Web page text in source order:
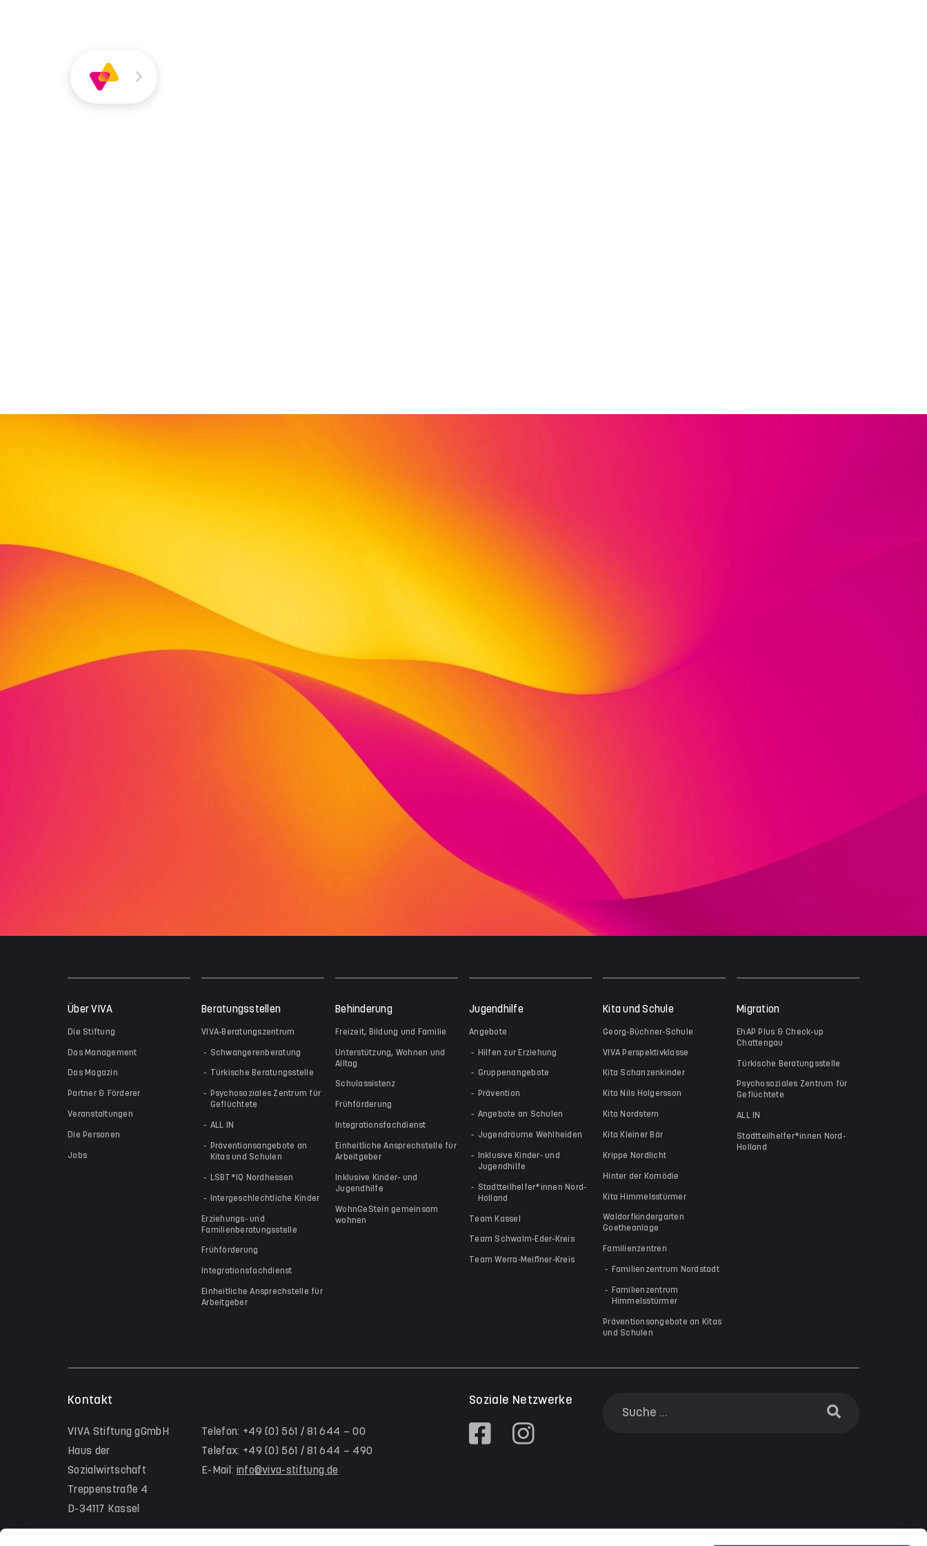
Über
VIVA
Wir sind aktiv in den Bereichen Jugendhilfe, Behindertenhilfe, Beratung und
Bildung. Wir sind Partner von vielen öffentlichen Institutionen, privaten
Initiativen, Unternehmen und anderen Trägern der Sozialwirtschaft. Wir
arbeiten in langer Tradition vertrauensvoll zusammen und stimmen unsere
Angebote und Dienste bedarfsgerecht mit unseren Partner*innen
VIVA schafft auch für dich Entwicklungsräume. Nutze sie!
Über VIVA
Die Stiftung
Das Management
Das Magazin
Partner & Förderer
Veranstaltungen
Die Personen
Jobs
Beratungsstellen
VIVA-Beratungszentrum
Schwangerenberatung
Türkische Beratungsstelle
Psychosoziales Zentrum für
Geflüchtete
ALL IN
Präventionsangebote an
Kitas und Schulen
LSBT*IQ Nordhessen
Intergeschlechtliche Kinder
Erziehungs- und
Familienberatungsstelle
Frühförderung
Integrationsfachdienst
Einheitliche Ansprechstelle für
Arbeitgeber
Behinderung
Freizeit, Bildung und Familie
Unterstützung, Wohnen und
Alltag
Schulassistenz
Frühförderung
Integrationsfachdienst
Einheitliche Ansprechstelle für
Arbeitgeber
Inklusive Kinder- und
Jugendhilfe
WohnGeStein gemeinsam
wohnen
Jugendhilfe
Angebote
Hilfen zur Erziehung
Gruppenangebote
Prävention
Angebote an Schulen
Jugendräume Wehlheiden
Inklusive Kinder- und
Jugendhilfe
Stadtteilhelfer*innen Nord-
Holland
Team Kassel
Team Schwalm-Eder-Kreis
Team Werra-Meißner-Kreis
Kita und Schule
Georg-Büchner-Schule
VIVA Perspektivklasse
Kita Schanzenkinder
Kita Nils Holgersson
Kita Nordstern
Kita Kleiner Bär
Krippe Nordlicht
Hinter der Komödie
Kita Himmelsstürmer
Waldorfkindergarten
Goetheanlage
Familienzentren
Familienzentrum Nordstadt
Familienzentrum
Himmelsstürmer
Präventionsangebote an Kitas
und Schulen
Migration
EhAP Plus & Check-up
Chattengau
Türkische Beratungsstelle
Psychosoziales Zentrum für
Geflüchtete
ALL IN
Stadtteilhelfer*innen Nord-
Holland
Kontakt
VIVA Stiftung gGmbH
Haus der
Sozialwirtschaft
Treppenstraße 4
D-34117 Kassel
Telefon: +49 (0) 561 / 81 644 – 00
Telefax: +49 (0) 561 / 81 644 – 490
E-Mail: info@viva-stiftung.de
Soziale Netzwerke